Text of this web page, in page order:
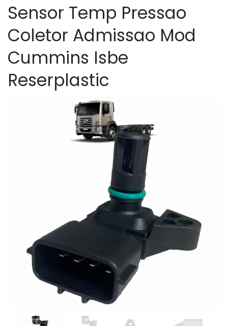
Sensor Temp Pressao
Coletor Admissao Mod
Cummins Isbe
Reserplastic